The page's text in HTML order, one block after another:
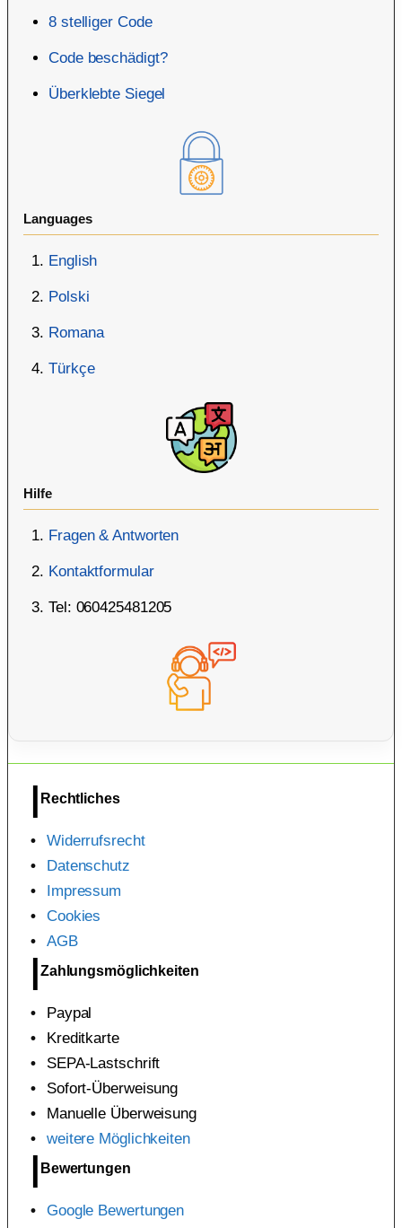
8 stelliger Code
Code beschädigt?
Überklebte Siegel
Languages
English
Polski
Romana
Türkçe
Hilfe
Fragen & Antworten
Kontaktformular
Tel: 060425481205
Rechtliches
Widerrufsrecht
Datenschutz
Impressum
Cookies
AGB
Zahlungsmöglichkeiten
Paypal
Kreditkarte
SEPA-Lastschrift
Sofort-Überweisung
Manuelle Überweisung
weitere Möglichkeiten
Bewertungen
Google Bewertungen